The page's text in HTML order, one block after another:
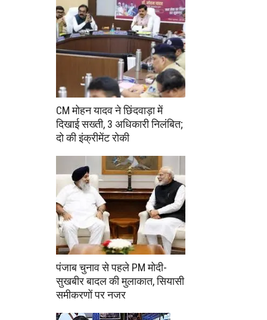
CM मोहन यादव ने छिंदवाड़ा में
दिखाई सख्ती, 3 अधिकारी निलंबित;
दो की इंक्रीमेंट रोकी
पंजाब चुनाव से पहले PM मोदी-
सुखबीर बादल की मुलाकात, सियासी
समीकरणों पर नजर